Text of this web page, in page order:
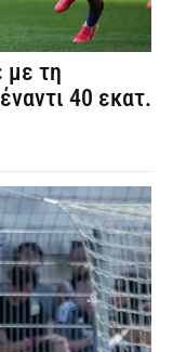
με τη
40 εκατ.